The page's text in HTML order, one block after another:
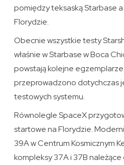
pomiędzy teksaską Starbase
Florydzie.
Obecnie wszystkie testy
właśnie w Starbase w Boca
powstają kolejne
przeprowadzono dotychczas
testowych systemu.
Równolegle SpaceX
startowe na Florydzie.
39A w Centrum Kosmicznym
kompleksy 37A i 37B należące